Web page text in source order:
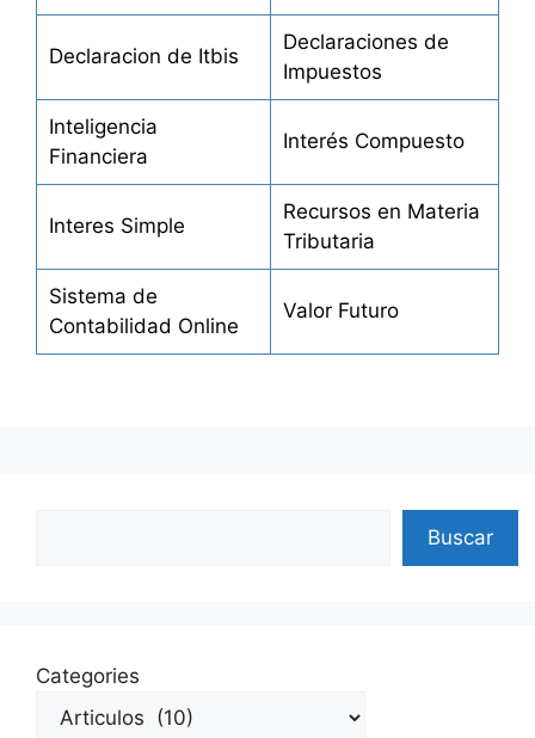
Declaracion de Itbis
Declaraciones de
Impuestos
Inteligencia
Financiera
Interés Compuesto
Interes Simple
Recursos en Materia
Tributaria
Sistema de
Contabilidad Online
Valor Futuro
Buscar
Categories